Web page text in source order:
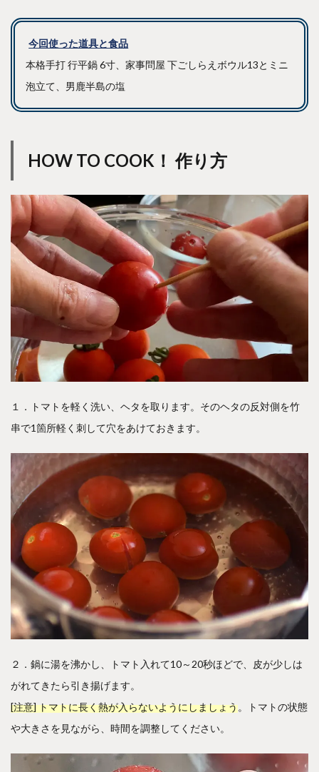
今回使った道具と食品
本格手打 行平鍋 6寸、家事問屋 下ごしらえボウル13とミニ
泡立て、男鹿半島の塩
HOW TO COOK！ 作り方
１．トマトを軽く洗い、ヘタを取ります。そのヘタの反対側を竹
串で1箇所軽く刺して穴をあけておきます。
２．鍋に湯を沸かし、トマト入れて10～20秒ほどで、皮が少しは
がれてきたら引き揚げます。
[注意] トマトに長く熱が入らないようにしましょう。トマトの状態
や大きさを見ながら、時間を調整してください。